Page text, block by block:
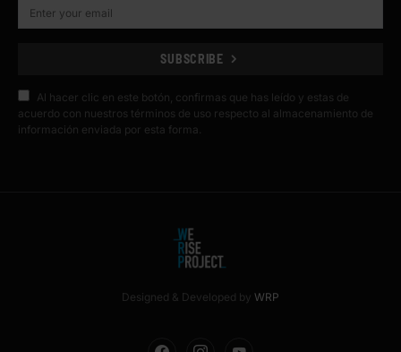
SUBSCRIBE
Al hacer clic en este botón, confirmas que has leído y estas de
acuerdo con nuestros términos de uso respecto al almacenamiento de
información enviada por esta forma.
Designed & Developed by WRP